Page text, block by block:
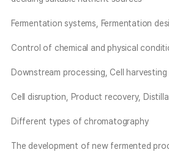
Fermentation systems, Fermentation
Control of chemical and physical
Downstream processing, Cell harvesting
Cell disruption, Product recovery,
Different types of chromatography
The development of new fermented